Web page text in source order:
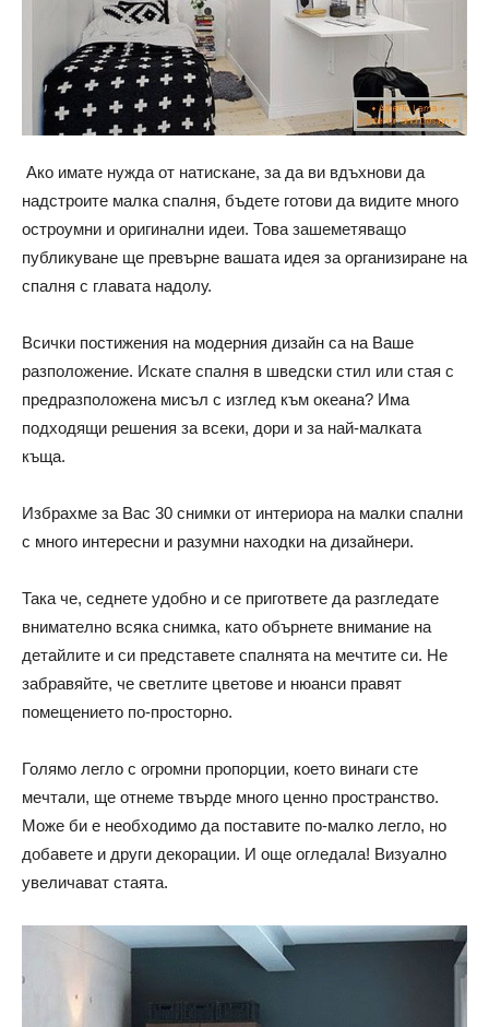
Ако имате нужда от натискане, за да ви вдъхнови да
надстроите малка спалня, бъдете готови да видите много
остроумни и оригинални идеи. Това зашеметяващо
публикуване ще превърне вашата идея за организиране на
спалня с главата надолу.
Всички постижения на модерния дизайн са на Ваше
разположение. Искате спалня в шведски стил или стая с
предразположена мисъл с изглед към океана? Има
подходящи решения за всеки, дори и за най-малката
къща.
Избрахме за Вас 30 снимки от интериора на малки спални
с много интересни и разумни находки на дизайнери.
Така че, седнете удобно и се пригответе да разгледате
внимателно всяка снимка, като обърнете внимание на
детайлите и си представете спалнята на мечтите си. Не
забравяйте, че светлите цветове и нюанси правят
помещението по-просторно.
Голямо легло с огромни пропорции, което винаги сте
мечтали, ще отнеме твърде много ценно пространство.
Може би е необходимо да поставите по-малко легло, но
добавете и други декорации. И още огледала! Визуално
увеличават стаята.